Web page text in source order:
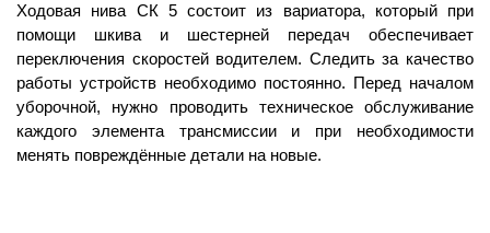
Ходовая нива СК 5 состоит из вариатора, который при
помощи шкива и шестерней передач обеспечивает
переключения скоростей водителем. Следить за качество
работы устройств необходимо постоянно. Перед началом
уборочной, нужно проводить техническое обслуживание
каждого элемента трансмиссии и при необходимости
менять повреждённые детали на новые.